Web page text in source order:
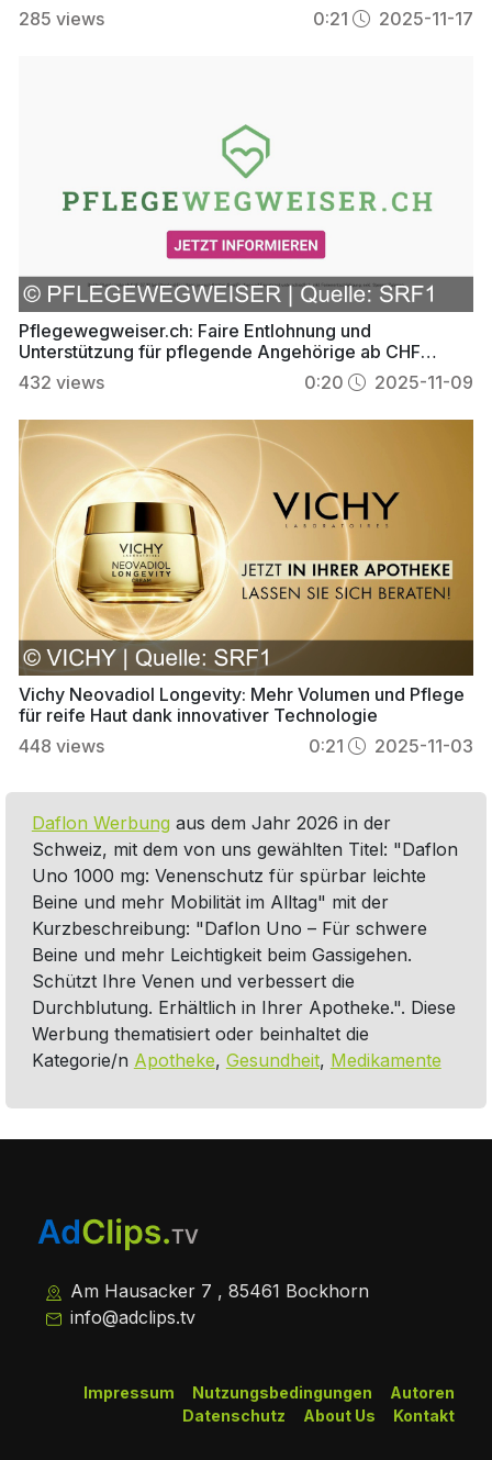
285 views 0:21 2025-11-17
Pflegewegweiser.ch: Faire Entlohnung und
Unterstützung für pflegende Angehörige ab CHF
37.90/Stunde
432 views 0:20 2025-11-09
Vichy Neovadiol Longevity: Mehr Volumen und Pflege
für reife Haut dank innovativer Technologie
448 views 0:21 2025-11-03
Daflon Werbung aus dem Jahr 2026 in der
Schweiz, mit dem von uns gewählten Titel: "Daflon
Uno 1000 mg: Venenschutz für spürbar leichte
Beine und mehr Mobilität im Alltag" mit der
Kurzbeschreibung: "Daflon Uno – Für schwere
Beine und mehr Leichtigkeit beim Gassigehen.
Schützt Ihre Venen und verbessert die
Durchblutung. Erhältlich in Ihrer Apotheke.". Diese
Werbung thematisiert oder beinhaltet die
Kategorie/n Apotheke, Gesundheit, Medikamente
Am Hausacker 7 , 85461 Bockhorn
info@adclips.tv
Autoren
Nutzungsbedingungen
Impressum
Kontakt
About Us
Datenschutz